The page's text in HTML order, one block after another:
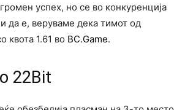
успех, но се во конкуренција
да е, веруваме дека тимот од
квота 1.61 во BC.Game.
22Bit